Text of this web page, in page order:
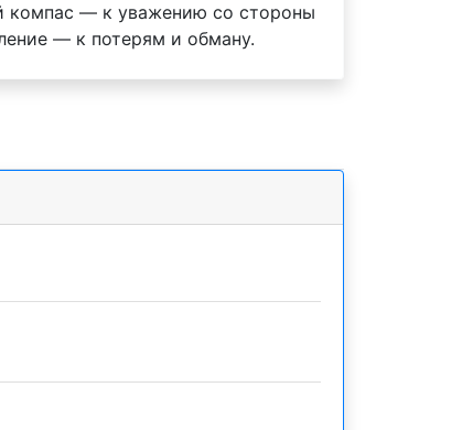
компас — к уважению со стороны
— к потерям и обману.